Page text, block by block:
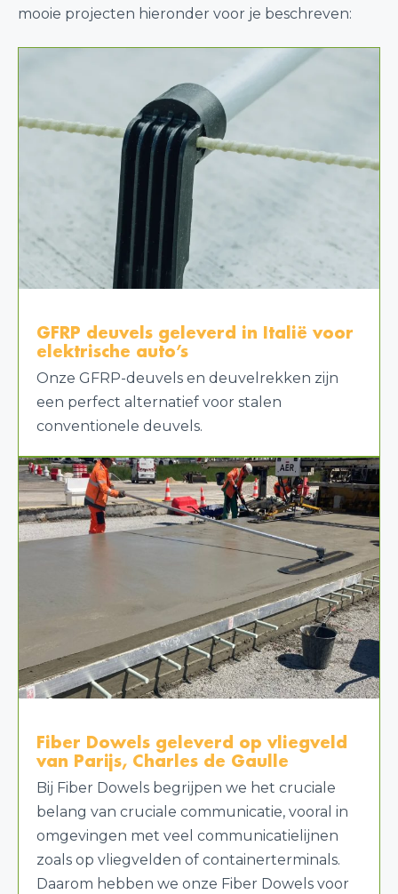
mooie projecten hieronder voor je beschreven:
GFRP deuvels geleverd in Italië voor
elektrische auto’s
Onze GFRP-deuvels en deuvelrekken zijn
een perfect alternatief voor stalen
conventionele deuvels.
Fiber Dowels geleverd op vliegveld
van Parijs, Charles de Gaulle
Bij Fiber Dowels begrijpen we het cruciale
belang van cruciale communicatie, vooral in
omgevingen met veel communicatielijnen
zoals op vliegvelden of containerterminals.
Daarom hebben we onze Fiber Dowels voor